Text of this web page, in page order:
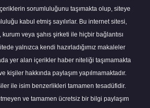
sorumluluğunu taşımakta olup, siteye
kabul etmiş sayılırlar. Bu internet sitesi,
veya şahıs şirketi ile hiçbir bağlantısı
yalnızca kendi hazırladığımız makaleler
yer alan içerikler haber niteliği taşımamakta
kişiler hakkında paylaşım yapılmamaktadır.
ile isim benzerlikleri tamamen tesadüfidir.
ve tamamen ücretsiz bir bilgi paylaşım